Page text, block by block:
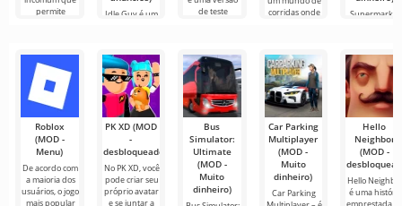
permite
Idle Guy é um
de teste
corridas onde
Supermarket
Roblox
(MOD -
Menu)
De acordo com
a maioria dos
usuários, o jogo
mais popular
PK XD (MOD
-
desbloqueado)
No PK XD, você
pode criar seu
próprio avatar
e se juntar a
Bus
Simulator:
Ultimate
(MOD -
Muito
dinheiro)
Car Parking
Multiplayer
(MOD -
Muito
dinheiro)
Car Parking
Hello
Neighbor
(MOD -
Hello
é uma história